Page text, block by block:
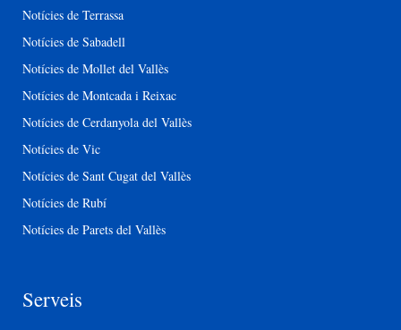
Notícies de Terrassa
Notícies de Sabadell
Notícies de Mollet del Vallès
Notícies de Montcada i Reixac
Notícies de Cerdanyola del Vallès
Notícies de Vic
Notícies de Sant Cugat del Vallès
Notícies de Rubí
Notícies de Parets del Vallès
Serveis